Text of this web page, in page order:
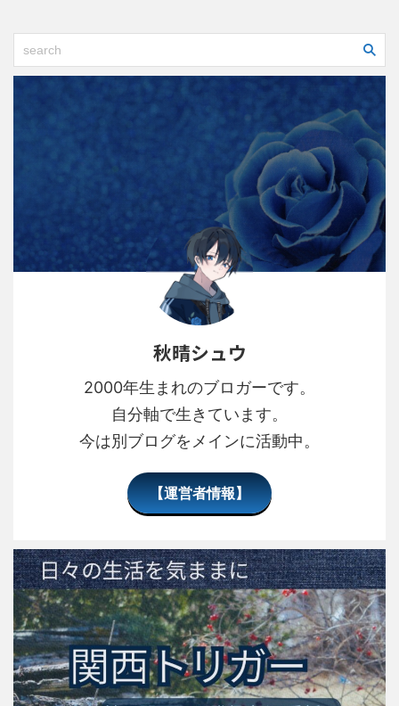
秋晴シュウ
2000年生まれのブロガーです。
自分軸で生きています。
今は別ブログをメインに活動中。
【運営者情報】